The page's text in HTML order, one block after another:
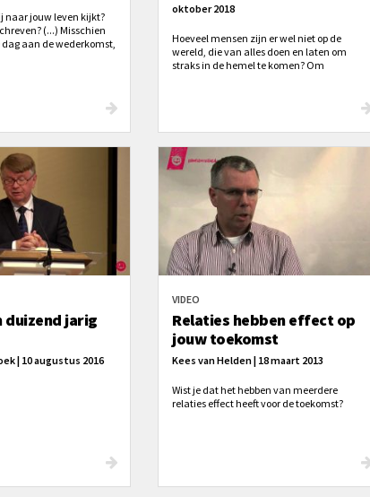
naar jouw leven kijkt?
(...) Misschien
aan de wederkomst,
oktober 2018
Hoeveel mensen zijn er wel niet op de
wereld, die van alles doen en laten om
straks in de hemel te komen? Om
en door genade.
duizend jarig
| 10 augustus 2016
VIDEO
Relaties hebben effect op
jouw toekomst
Kees van Helden | 18 maart 2013
Wist je dat het hebben van meerdere
relaties effect heeft voor de toekomst?